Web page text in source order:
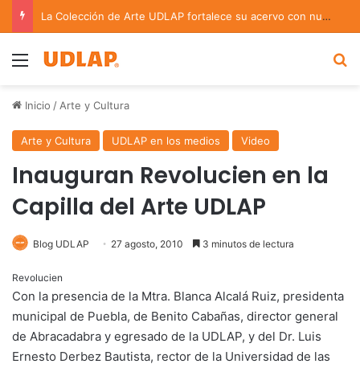
La Colección de Arte UDLAP fortalece su acervo con nuevas obras de artistas emergentes y consolidados
Menu
Inicio / Arte y Cultura
Arte y Cultura UDLAP en los medios Video
Inauguran Revolucien en la
Capilla del Arte UDLAP
Blog UDLAP 27 agosto, 2010 3 minutos de lectura
Revolucien
Con la presencia de la Mtra. Blanca Alcalá Ruiz, presidenta
municipal de Puebla, de Benito Cabañas, director general
de Abracadabra y egresado de la UDLAP, y del Dr. Luis
Ernesto Derbez Bautista, rector de la Universidad de las